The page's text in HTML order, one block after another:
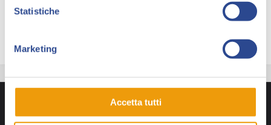
Statistiche
Marketing
Accetta tutti
Milano, e potrete trovarle in anteprima a Lucca al